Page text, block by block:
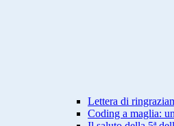
Lettera di
Coding a maglia: